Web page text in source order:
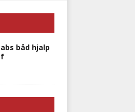
båd hjalp